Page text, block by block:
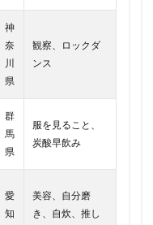
神
奈
川
県
観察、ロックダ
ンス
群
馬
県
服を見ること、
炭酸早飲み
愛
知
美容、自分磨
き、自炊、推し